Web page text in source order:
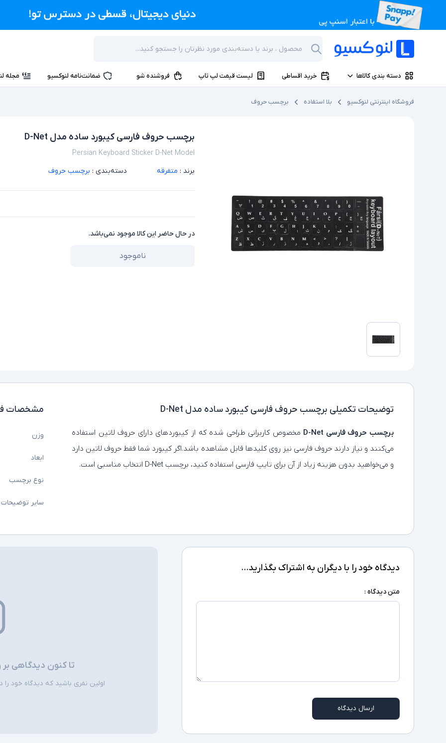
دسته بندی کالاها خرید اقساطی لیست قیمت لپ تاپ فروشنده شو ضمانت‌نامه لنوکسیو مجله
فروشگاه اینترنتی لنوکسیو بلا استفاده برچسب حروف
برچسب حروف فارسی کیبورد ساده مدل D-Net
Persian Keyboard Sticker D-Net Model
برند : متفرقه دسته‌بندی : برچسب حروف
در حال حاضر این کالا موجود نمی‌باشد.
ناموجود
توضیحات تکمیلی برچسب حروف فارسی کیبورد ساده مدل D-Net
برچسب حروف فارسی D-Net
مخصوص کاربرانی طراحی شده که از کیبوردهای دارای حروف لاتین استفاده
می‌کنند و نیاز دارند حروف فارسی نیز روی کلیدها قابل مشاهده باشد.اگر کیبورد شما فقط حروف لاتین دارد
و می‌خواهید بدون هزینه زیاد از آن برای تایپ فارسی استفاده کنید، برچسب D-Net انتخاب مناسبی‌ است.
مشخصات
وزن
ابعاد
نوع برچسب
سایر توضیحات
دیدگاه خود را با دیگران به اشتراک بگذارید...
متن دیدگاه :
ارسال دیدگاه
تا کنون دیدگاهی
اولین نفری باشید که دیدگاه خود را